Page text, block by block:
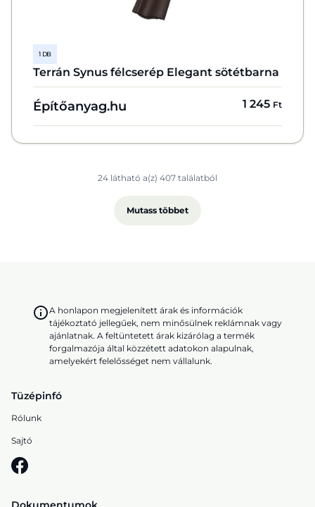
1 DB
Terrán Synus félcserép Elegant sötétbarna
Építőanyag.hu 1 245 Ft
24 látható a(z) 407 találatból
Mutass többet
A honlapon megjelenített árak és információk
tájékoztató jellegűek, nem minősülnek reklámnak vagy
ajánlatnak. A feltüntetett árak kizárólag a termék
forgalmazója által közzétett adatokon alapulnak,
amelyekért felelősséget nem vállalunk.
Tüzépinfó
Rólunk
Sajtó